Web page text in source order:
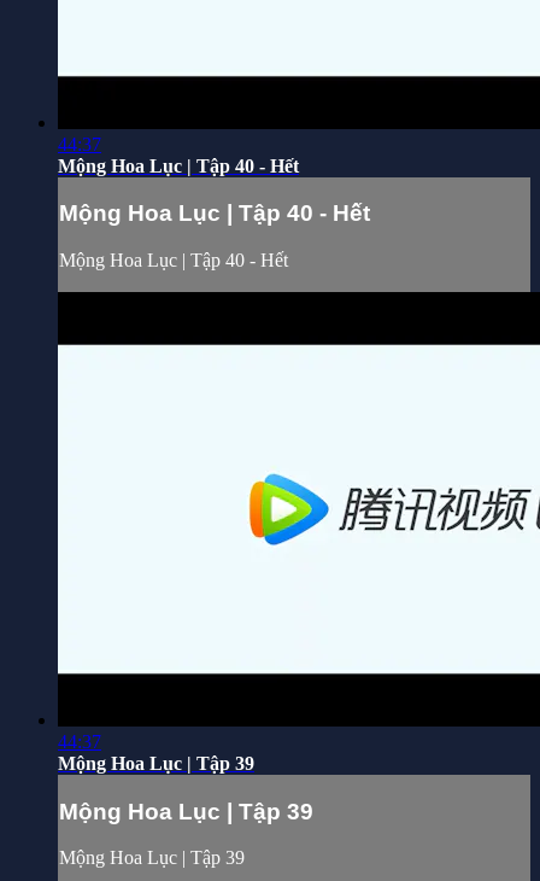
44:37
Mộng Hoa Lục | Tập 40 - Hết
Mộng Hoa Lục | Tập 40 - Hết
Mộng Hoa Lục | Tập 40 - Hết
44:37
Mộng Hoa Lục | Tập 39
Mộng Hoa Lục | Tập 39
Mộng Hoa Lục | Tập 39